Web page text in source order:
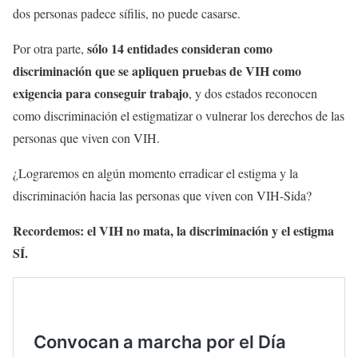
dos personas padece sífilis, no puede casarse.
Por otra parte, sólo 14 entidades consideran como
discriminación que se apliquen pruebas de VIH como
exigencia para conseguir trabajo, y dos estados reconocen
como discriminación el estigmatizar o vulnerar los derechos de las
personas que viven con VIH.
¿Lograremos en algún momento erradicar el estigma y la
discriminación hacia las personas que viven con VIH-Sida?
Recordemos: el VIH no mata, la discriminación y el estigma
SÍ.